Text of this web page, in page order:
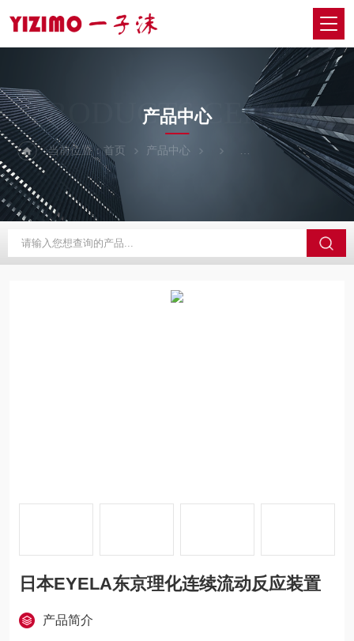
PRODUCTS CENTER
产品中心
当前位置：首页 产品中心 日本EYELA东京理化
日本EYELA东京理化连续流动反应装置
产品简介